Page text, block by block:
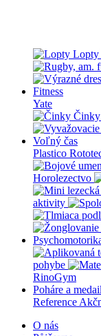
Lopty
Fitness
Yate
Činky
Voľný čas
Plastico
Horolezectvo
aktivity
pohybe
RinoGym
Poháre a
Reference
O nás